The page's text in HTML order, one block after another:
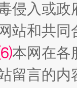
侵入或
站和共
本网在各
留言的内